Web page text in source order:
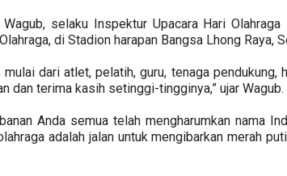
selaku Inspektur Upacara Hari
di Stadion harapan Bangsa Lhong Raya,
mulai dari atlet, pelatih, guru, tenaga
dan terima kasih setinggi-tingginya,” ujar Wagub.
Anda semua telah mengharumkan nama
adalah jalan untuk mengibarkan merah